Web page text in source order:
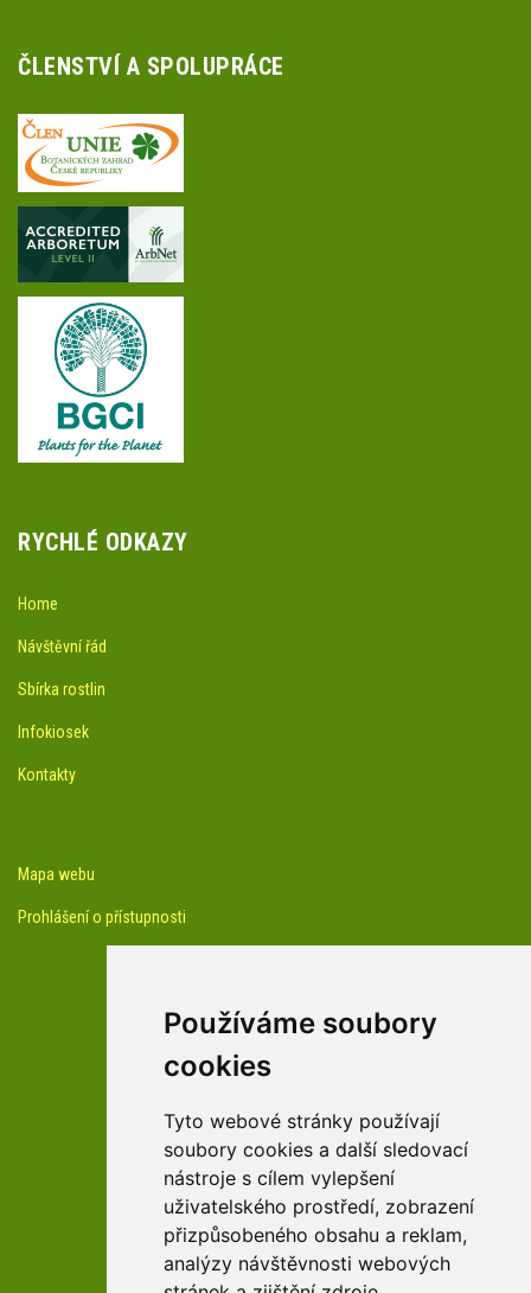
Používáme soubory
cookies
Tyto webové stránky používají
soubory cookies a další sledovací
nástroje s cílem vylepšení
uživatelského prostředí, zobrazení
přizpůsobeného obsahu a reklam,
analýzy návštěvnosti webových
ČLENSTVÍ A SPOLUPRÁCE
RYCHLÉ ODKAZY
Home
Návštěvní řád
Sbírka rostlin
Infokiosek
Kontakty
Mapa webu
Prohlášení o přístupnosti
Youtube kanál arboreta